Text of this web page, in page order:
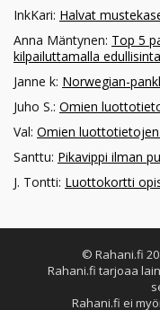
InkKari: Halvat
Anna Mäntynen: Top 5
kilpailuttamalla
Janne k: Norwegian-
Juho S.: Omien
Val: Omien
Santtu: Pikavippi ilman
J. Tontti: Luottokortti
© Rahani.fi
Rahani.fi tarjoaa
Rahani.fi ei